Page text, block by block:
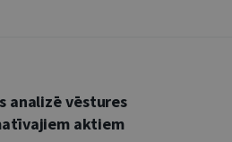
analizē vēstures
aktiem